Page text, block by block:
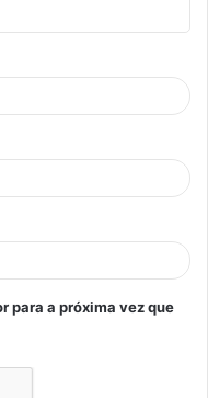
para a próxima vez que